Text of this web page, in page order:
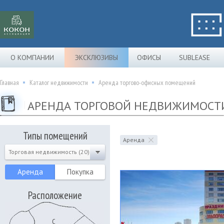
О КОМПАНИИ ЭКСКЛЮЗИВЫ ОФИСЫ SUBLEASE
Главная Каталог недвижимости Аренда торгово-офисных помещений
АРЕНДА ТОРГОВОЙ
Типы помещений
Торговая недвижимость (20)
Аренда Покупка
Расположение
С
Аренда